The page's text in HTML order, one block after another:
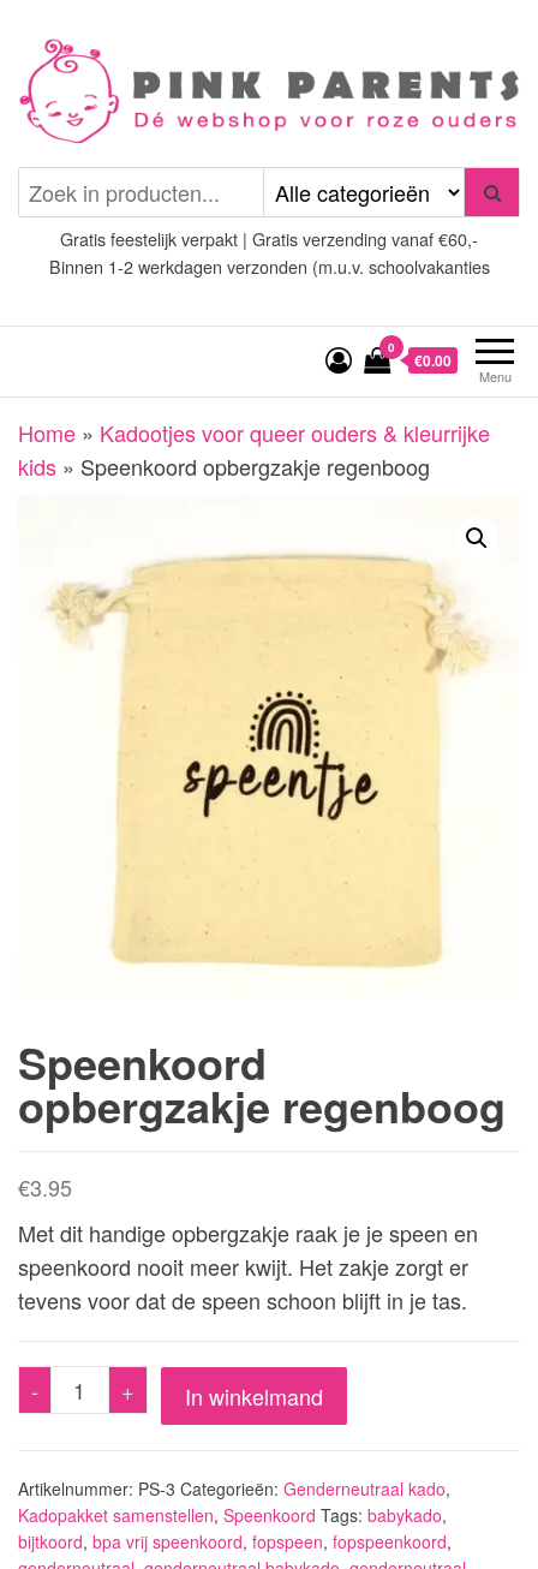
inhoud
Pink Parents
(wens)ouders
Gratis feestelijk verpakt | Gratis verzending vanaf €60,-
Binnen 1-2 werkdagen verzonden (m.u.v. schoolvakanties
Menu
0
€0.00
Home » Kadootjes voor queer ouders & kleurrijke
kids » Speenkoord opbergzakje regenboog
Speenkoord
opbergzakje regenboog
€3.95
Met dit handige opbergzakje raak je je speen en
speenkoord nooit meer kwijt. Het zakje zorgt er
tevens voor dat de speen schoon blijft in je tas.
-
Speenkoord
opbergzakje
aantal
+ In winkelmand
Artikelnummer: PS-3 Categorieën: Genderneutraal kado,
Kadopakket samenstellen, Speenkoord Tags: babykado,
bijtkoord, bpa vrij speenkoord, fopspeen, fopspeenkoord,